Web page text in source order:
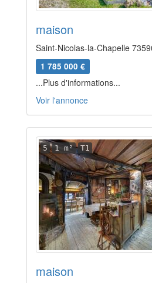
maison
Saint-Nicolas-la-Chapelle
1 785 000 €
...Plus d'informations...
Voir l'annonce
5 1 m² T1
maison